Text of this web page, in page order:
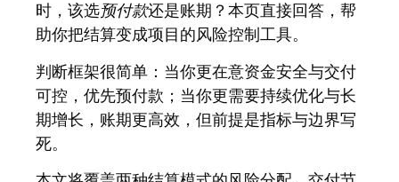
时，该选预付款还是账期？本页直接回答，帮
助你把结算变成项目的风险控制工具。
判断框架很简单：当你更在意资金安全与交付
可控，优先预付款 ；当你更需要持续优化与长
期增长，账期更高效，但前提是指标与边界写
死。